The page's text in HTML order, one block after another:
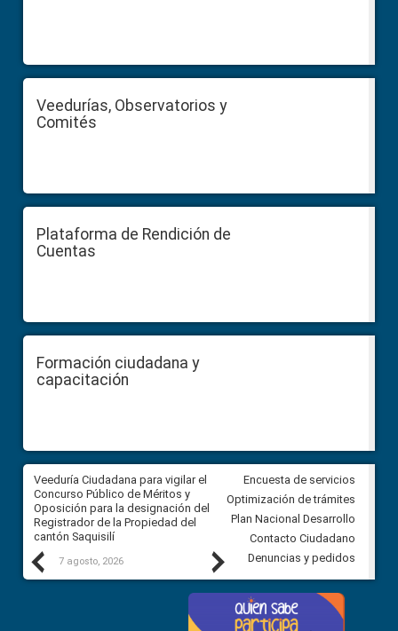
Veedurías, Observatorios y
Comités
Plataforma de Rendición de
Cuentas
Formación ciudadana y
capacitación
Previous
Veeduría Ciudadana para vigilar el
Concurso Público de Méritos y
Oposición para la designación del
Registrador de la Propiedad del
cantón Saquisilí
7 agosto, 2026
Veeduría Ciudadana para
construcción del asfaltado de
Ballenita del cantón Santa
7 agosto, 2026
Next
Encuesta de servicios
Optimización de trámites
Plan Nacional Desarrollo
Contacto Ciudadano
Denuncias y pedidos